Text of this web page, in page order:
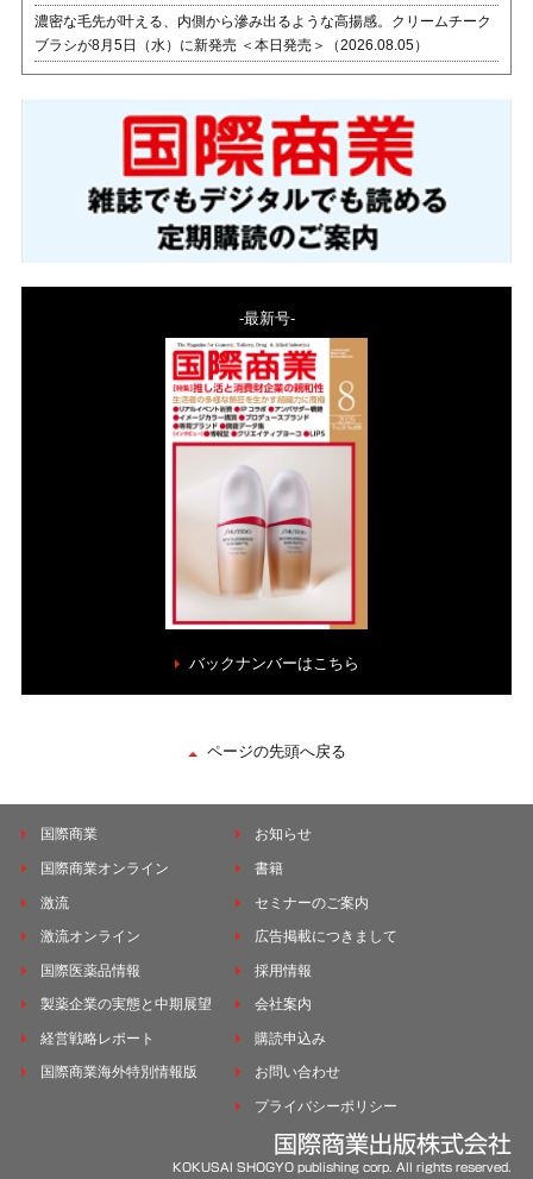
濃密な毛先が叶える、内側から滲み出るような高揚感。クリームチーク
ブラシが8月5日（水）に新発売 ＜本日発売＞（2026.08.05）
-最新号-
バックナンバーはこちら
ページの先頭へ戻る
国際商業
国際商業オンライン
激流
激流オンライン
国際医薬品情報
製薬企業の実態と中期展望
経営戦略レポート
国際商業海外特別情報版
お知らせ
書籍
セミナーのご案内
広告掲載につきまして
採用情報
会社案内
購読申込み
お問い合わせ
プライバシーポリシー